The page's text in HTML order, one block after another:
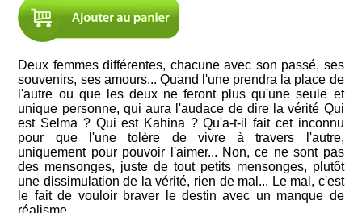
Deux femmes différentes, chacune avec son passé, ses
souvenirs, ses amours... Quand l'une prendra la place de
l'autre ou que les deux ne feront plus qu'une seule et
unique personne, qui aura l'audace de dire la vérité Qui
est Selma ? Qui est Kahina ? Qu'a-t-il fait cet inconnu
pour que l'une tolère de vivre à travers l'autre,
uniquement pour pouvoir l'aimer... Non, ce ne sont pas
des mensonges, juste de tout petits mensonges, plutôt
une dissimulation de la vérité, rien de mal... Le mal, c'est
le fait de vouloir braver le destin avec un manque de
réalisme.